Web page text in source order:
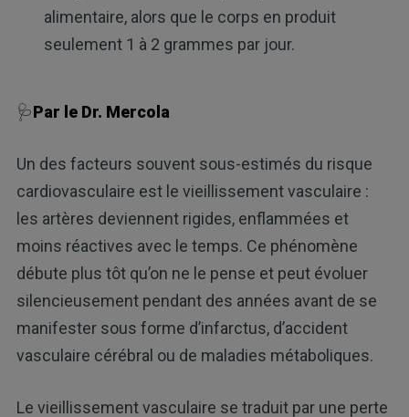
alimentaire, alors que le corps en produit
seulement 1 à 2 grammes par jour.
🩺Par le Dr. Mercola
Un des facteurs souvent sous-estimés du risque
cardiovasculaire est le vieillissement vasculaire :
les artères deviennent rigides, enflammées et
moins réactives avec le temps. Ce phénomène
débute plus tôt qu’on ne le pense et peut évoluer
silencieusement pendant des années avant de se
manifester sous forme d’infarctus, d’accident
vasculaire cérébral ou de maladies métaboliques.
Le vieillissement vasculaire se traduit par une perte